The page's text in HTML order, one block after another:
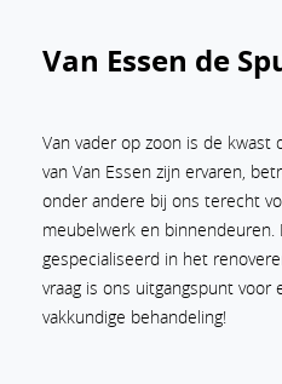
Van Essen de
Van vader op zoon is de kwast
van Van Essen zijn ervaren,
onder andere bij ons terecht
meubelwerk en binnendeuren.
gespecialiseerd in het
vraag is ons uitgangspunt voor
vakkundige behandeling!